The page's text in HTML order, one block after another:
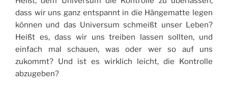
dass wir uns ganz entspannt in die Hängematte legen
können und das Universum schmeißt unser Leben?
Heißt es, dass wir uns treiben lassen sollten, und
einfach mal schauen, was oder wer so auf uns
zukommt? Und ist es wirklich leicht, die Kontrolle
abzugeben?